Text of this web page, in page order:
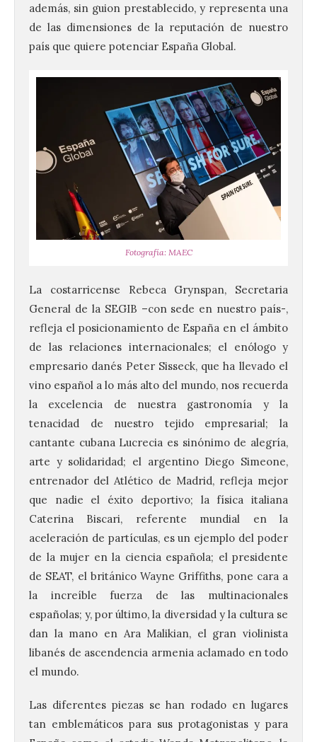
además, sin guion prestablecido, y representa una
de las dimensiones de la reputación de nuestro
país que quiere potenciar España Global.
Fotografía: MAEC
La costarricense Rebeca Grynspan, Secretaria
General de la SEGIB –con sede en nuestro país-,
refleja el posicionamiento de España en el ámbito
de las relaciones internacionales; el enólogo y
empresario danés Peter Sisseck, que ha llevado el
vino español a lo más alto del mundo, nos recuerda
la excelencia de nuestra gastronomía y la
tenacidad de nuestro tejido empresarial; la
cantante cubana Lucrecia es sinónimo de alegría,
arte y solidaridad; el argentino Diego Simeone,
entrenador del Atlético de Madrid, refleja mejor
que nadie el éxito deportivo; la física italiana
Caterina Biscari, referente mundial en la
aceleración de partículas, es un ejemplo del poder
de la mujer en la ciencia española; el presidente
de SEAT, el británico Wayne Griffiths, pone cara a
la increíble fuerza de las multinacionales
españolas; y, por último, la diversidad y la cultura se
dan la mano en Ara Malikian, el gran violinista
libanés de ascendencia armenia aclamado en todo
el mundo.
Las diferentes piezas se han rodado en lugares
tan emblemáticos para sus protagonistas y para